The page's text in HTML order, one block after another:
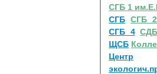
СГБ 1
СГБ СГБ
СГБ 4
ЩСБ
Центр